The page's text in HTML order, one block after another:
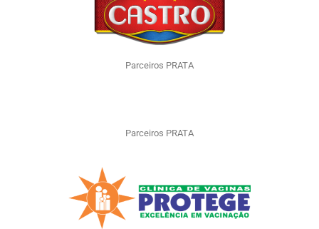
Parceiros PRATA
Parceiros PRATA